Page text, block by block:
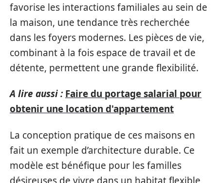
favorise les interactions familiales au sein de
la maison, une tendance très recherchée
dans les foyers modernes. Les pièces de vie,
combinant à la fois espace de travail et de
détente, permettent une grande flexibilité.
A lire aussi : Faire du portage salarial pour
obtenir une location d'appartement
La conception pratique de ces maisons en
fait un exemple d’architecture durable. Ce
modèle est bénéfique pour les familles
désireuses de vivre dans un habitat flexible